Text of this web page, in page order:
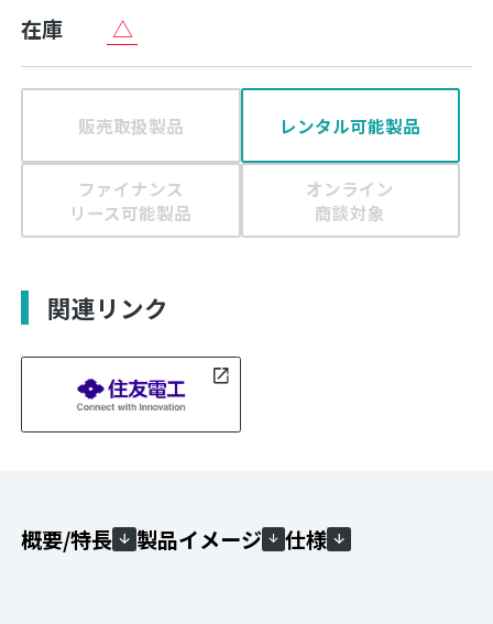
在庫 △
販売取扱製品 レンタル可能製品
ファイナンス
リース可能製品
オンライン
商談対象
関連リンク
概要/特長 製品イメージ 仕様